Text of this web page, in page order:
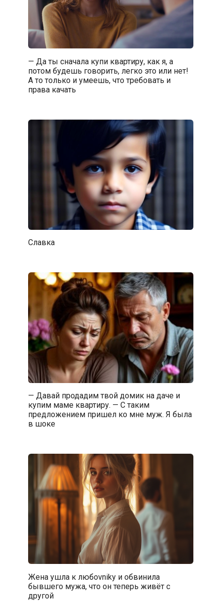
— Да ты сначала купи квартиру, как я, а
потом будешь говорить, легко это или нет!
А то только и умеешь, что требовать и
права качать
Славка
— Давай продадим твой домик на даче и
купим маме квартиру. — С таким
предложением пришел ко мне муж. Я была
в шоке
Жена ушла к любоvnikу и обвинила
бывшего мужа, что он теперь живёт с
другой